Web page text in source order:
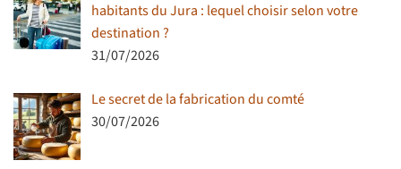
habitants du Jura : lequel choisir selon votre
destination ?
31/07/2026
Le secret de la fabrication du comté
30/07/2026